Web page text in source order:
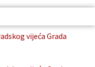
vijeća Grada